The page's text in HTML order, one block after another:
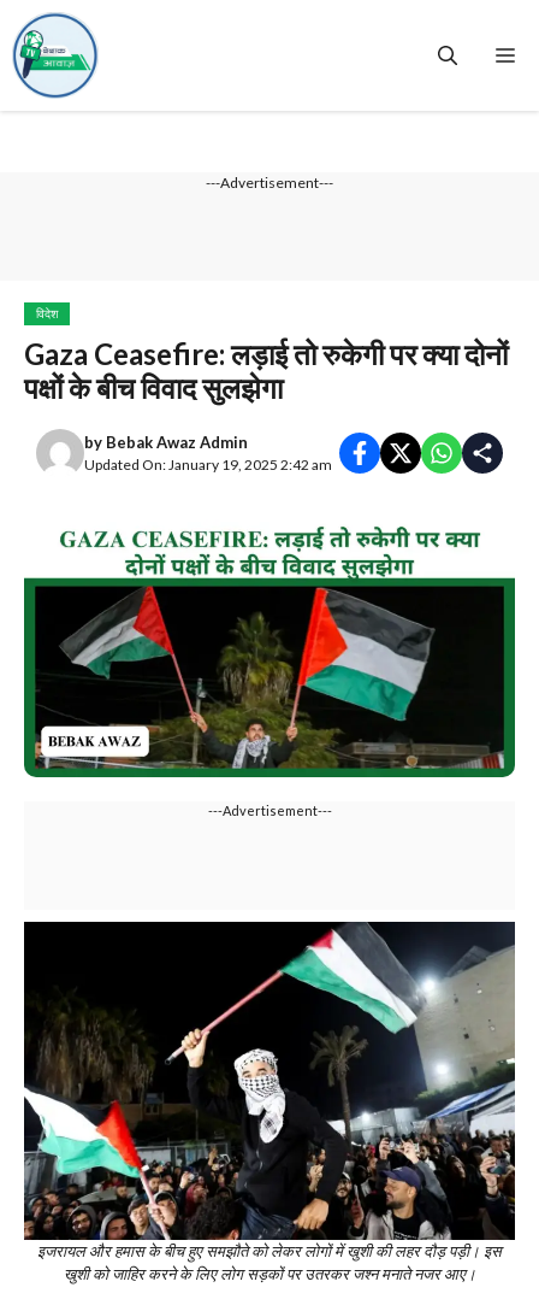
to
content
---Advertisement---
विदेश
Gaza Ceasefire: लड़ाई तो रुकेगी पर क्या दोनों
पक्षों के बीच विवाद सुलझेगा
by Bebak Awaz Admin
Updated On: January 19, 2025 2:42 am
---Advertisement---
इजरायल और हमास के बीच हुए समझौते को लेकर लोगों में खुशी की लहर दौड़ पड़ी। इस
खुशी को जाहिर करने के लिए लोग सड़कों पर उतरकर जश्न मनाते नजर आए।